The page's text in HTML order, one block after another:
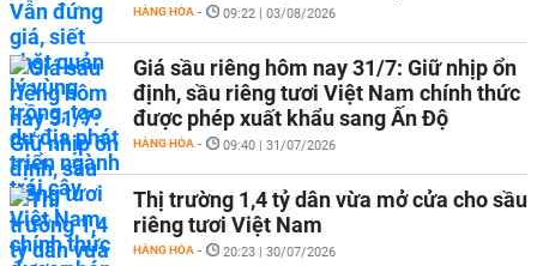
HÀNG HÓA - 09:22 | 03/08/2026
Giá sầu riêng hôm nay 31/7: Giữ nhịp ổn
định, sầu riêng tươi Việt Nam chính thức
được phép xuất khẩu sang Ấn Độ
HÀNG HÓA - 09:40 | 31/07/2026
Thị trường 1,4 tỷ dân vừa mở cửa cho sầu
riêng tươi Việt Nam
HÀNG HÓA - 20:23 | 30/07/2026